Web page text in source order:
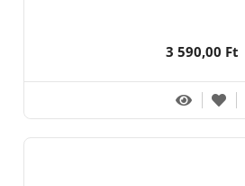
3 590,00 Ft